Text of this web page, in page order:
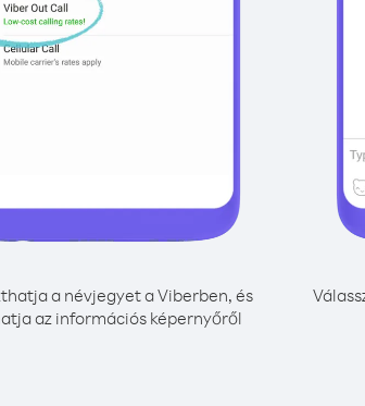
a névjegyet a Viberben, és
az információs képernyőről